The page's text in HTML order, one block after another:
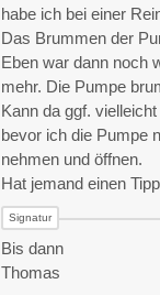
habe ich bei einer
Das Brummen der
Eben war dann noch
mehr. Die Pumpe
Kann da ggf.
bevor ich die Pumpe
nehmen und öffnen.
Hat jemand einen
Bis dann
Thomas